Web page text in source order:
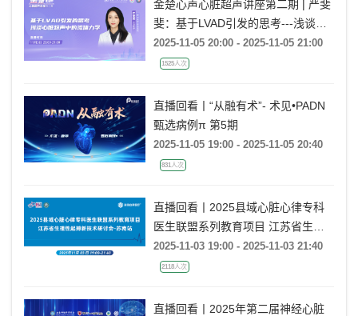
金楚心声心脏超声讲座第二期 | 严斐
斐：基于LVAD引发的思考---浅谈心
脏超声中的流体力学
2025-11-05 20:00 - 2025-11-05 21:00
1525人次
直播回看丨“从融有术”- 术见•PADN
甄选病例π 第5期
2025-11-05 19:00 - 2025-11-05 20:40
831人次
直播回看丨2025县域心脏心律专科
医生联盟系列教育项目 江苏省生理
性起搏新技术研讨会-苏南站
2025-11-03 19:00 - 2025-11-03 21:40
2118人次
直播回看丨2025年第二届神经心脏